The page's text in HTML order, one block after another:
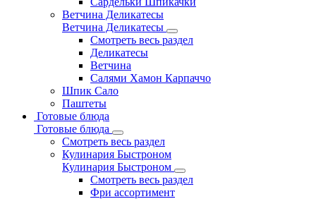
Ветчина Деликатесы
Ветчина Деликатесы
Смотреть весь раздел
Деликатесы
Ветчина
Салями Хамон Карпаччо
Шпик Сало
Паштеты
Готовые блюда
Готовые блюда
Смотреть весь раздел
Кулинария Быстроном
Кулинария Быстроном
Смотреть весь раздел
Фри ассортимент